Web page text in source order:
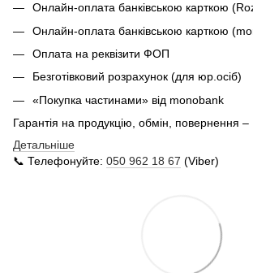
Онлайн-оплата банківською карткою
Онлайн-оплата банківською карткою
Оплата на реквізити ФОП
Безготівковий розрахунок (для юр.осіб)
«Покупка частинами» від monobank
Гарантія на продукцію, обмін, повернення –
Детальніше
📞 Телефонуйте: 050 962 18 67 (Viber)